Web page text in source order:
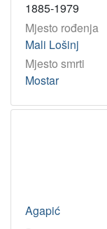
1885-1979
Mjesto rođenja
Mali Lošinj
Mjesto smrti
Mostar
Agapić